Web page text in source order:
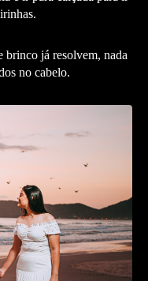
brinco já resolvem, nada
no cabelo.